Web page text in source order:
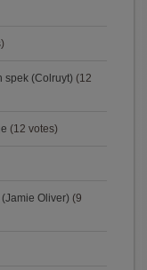
spek (Colruyt) (12
(12 votes)
Oliver) (9